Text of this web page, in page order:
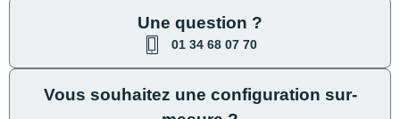
Une question ?
01 34 68 07 70
Vous souhaitez une configuration sur-